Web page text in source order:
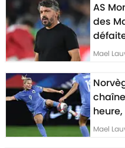
AS
des
Mael
Mael